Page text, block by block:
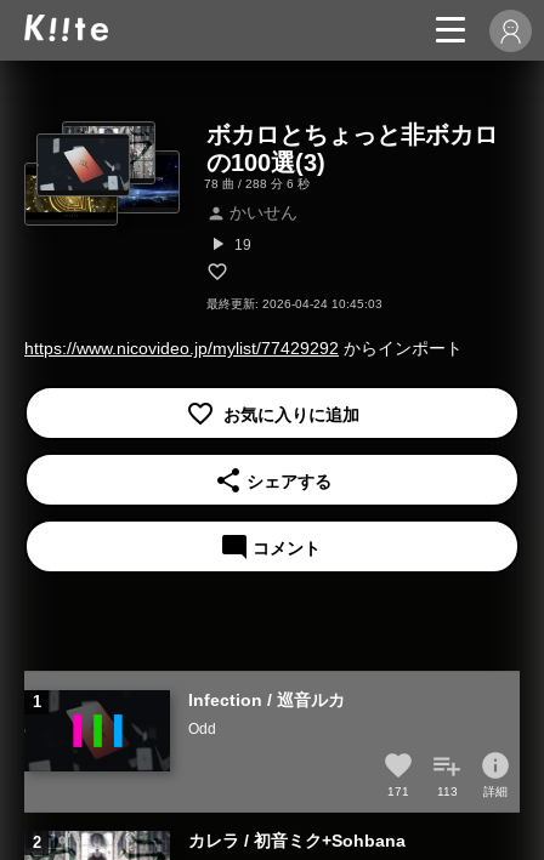
ボカロとちょっと非ボカロ
の100選(3)
78 曲 / 288 分 6 秒
person かいせん
play_arrow 19
最終更新: 2026-04-24 10:45:03
https://www.nicovideo.jp/mylist/77429292 からインポート
share シェアする
mode_comment コメント
Infection / 巡音ルカ
Odd
171 113
info
詳細
カレラ / 初音ミク+Sohbana